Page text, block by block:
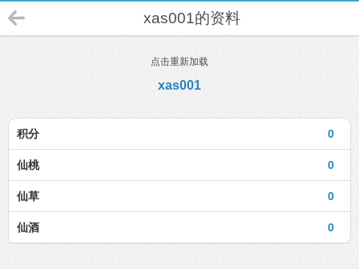
xas001的资料
点击重新加载
xas001
0
积分
0
仙桃
0
仙草
0
仙酒